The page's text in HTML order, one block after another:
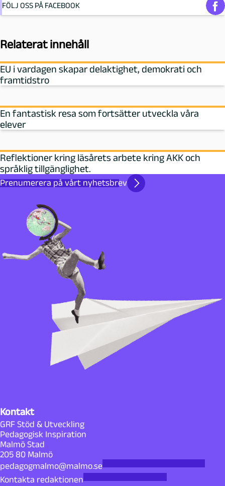
FÖLJ OSS PÅ FACEBOOK
Relaterat innehåll
EU i vardagen skapar delaktighet, demokrati och
framtidstro
En fantastisk resa som fortsätter utveckla våra
elever
Reflektioner kring läsårets arbete kring AKK och
språklig tillgänglighet.
Prenumerera på vårt nyhetsbrev
Kontakt
GRF Stöd & Utveckling
Pedagogisk Inspiration
Malmö Stad
205 80 Malmö
pedagogmalmo@malmo.se
Kontakta redaktionen